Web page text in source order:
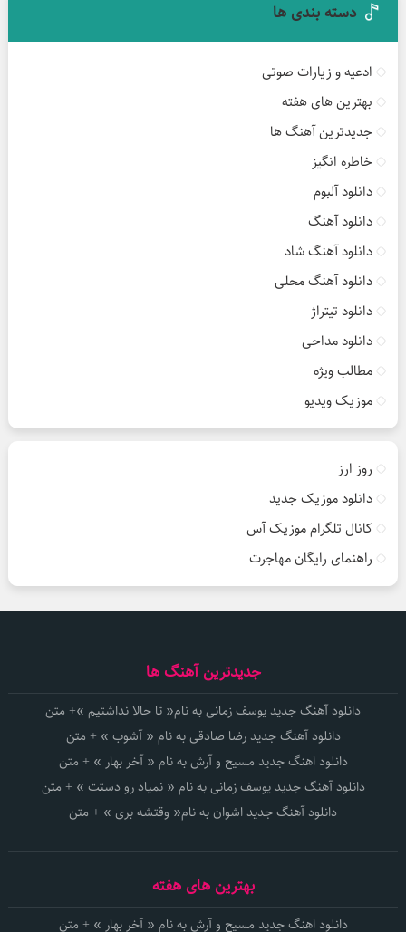
دسته بندی ها
ادعیه و زیارات صوتی
بهترین های هفته
جدیدترین آهنگ ها
خاطره انگیز
دانلود آلبوم
دانلود آهنگ
دانلود آهنگ شاد
دانلود آهنگ محلی
دانلود تیتراژ
دانلود مداحی
مطالب ویژه
موزیک ویدیو
روز ارز
دانلود موزیک جدید
کانال تلگرام موزیک آس
راهنمای رایگان مهاجرت
جدیدترین آهنگ ها
دانلود آهنگ جدید یوسف زمانی به نام« تا حالا نداشتیم »+ متن
دانلود آهنگ جدید رضا صادقی به نام « آشوب » + متن
دانلود اهنگ جدید مسیح و آرش به نام « آخر بهار » + متن
دانلود آهنگ جدید یوسف زمانی به نام « نمیاد رو دستت » + متن
دانلود آهنگ جدید اشوان به نام« وقتشه بری » + متن
بهترین های هفته
دانلود اهنگ جدید مسیح و آرش به نام « آخر بهار » + متن